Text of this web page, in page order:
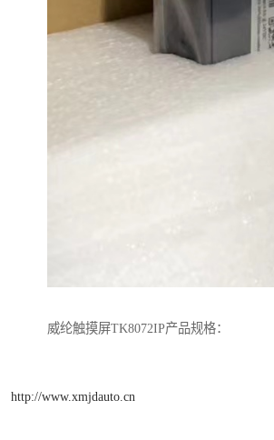
威纶触摸屏TK8072IP产品规格：
http://www.xmjdauto.cn